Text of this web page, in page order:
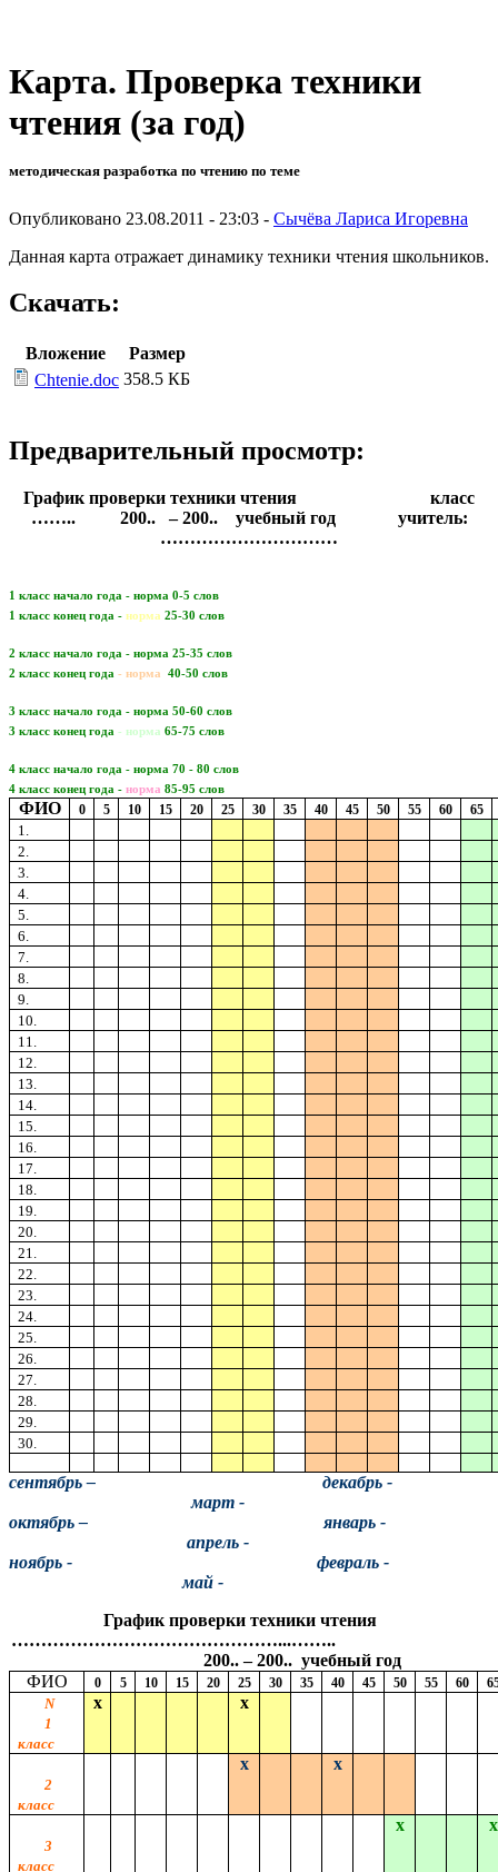
Карта. Проверка техники
чтения (за год)
методическая разработка по чтению по теме
Опубликовано 23.08.2011 - 23:03 - Сычёва Лариса Игоревна
Данная карта отражает динамику техники чтения школьников.
Скачать:
Вложение
Размер
Chtenie.doc 358.5 КБ
Предварительный просмотр:
График проверки техники чтения класс
…….. 200.. – 200.. учебный год учитель:
…………………………
1 класс начало года - норма 0-5 слов
1 класс конец года - норма 25-30 слов
2 класс начало года - норма 25-35 слов
2 класс конец года - норма 40-50 слов
3 класс начало года - норма 50-60 слов
3 класс конец года - норма 65-75 слов
4 класс начало года - норма 70 - 80 слов
4 класс конец года - норма 85-95 слов
ФИО 0 5 10 15 20 25 30 35 40 45 50 55 60 65
1.
2.
3.
4.
5.
6.
7.
8.
9.
10.
11.
12.
13.
14.
15.
16.
17.
18.
19.
20.
21.
22.
23.
24.
25.
26.
27.
28.
29.
30.
сентябрь – декабрь -
март -
октябрь – январь -
апрель -
ноябрь - февраль -
май -
График проверки техники чтения
………………………………………...……..
200.. – 200.. учебный год
ФИО
0 5 10 15 20 25 30 35 40 45 50 55 60
N
1
класс
х х
2
класс
х х
3
класс
х х